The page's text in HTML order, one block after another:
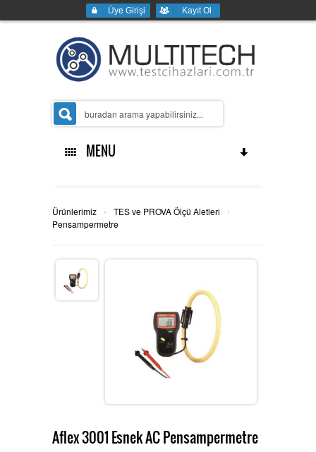
Üye Girişi Kayıt Ol
MENU
Ana Sayfa
Kurumsal
MULTİTECH
Hizmetlerimiz
Ürünlerimiz › TES ve PROVA Ölçü Aletleri
›
Pensampermetre
Aflex 3001 Esnek AC Pensampermetre